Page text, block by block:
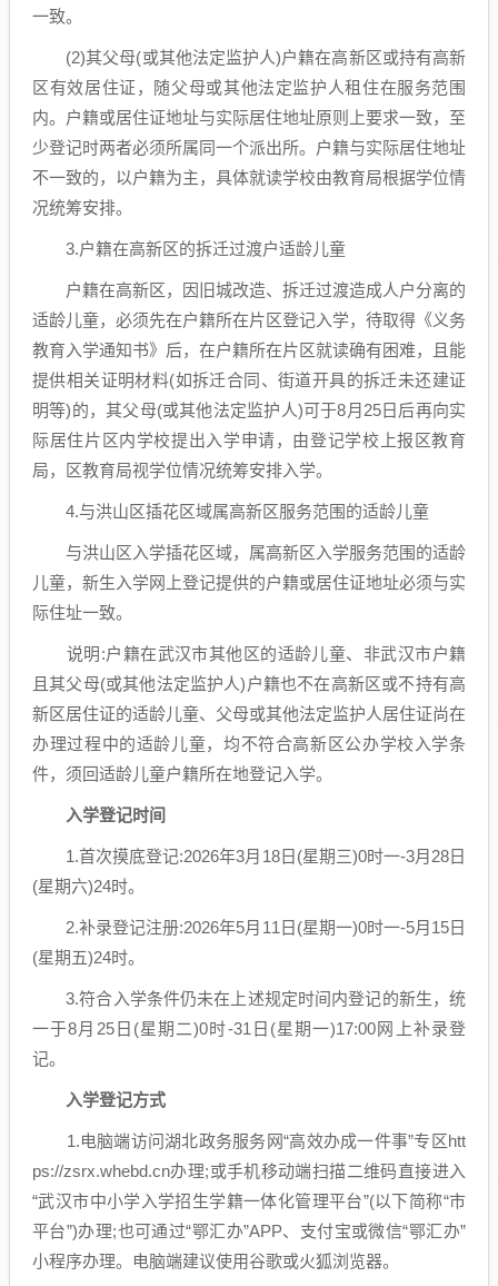
一致。
(2)其父母(或其他法定监护人)户籍在高新区或持有高新
区有效居住证，随父母或其他法定监护人租住在服务范围
内。户籍或居住证地址与实际居住地址原则上要求一致，至
少登记时两者必须所属同一个派出所。户籍与实际居住地址
不一致的，以户籍为主，具体就读学校由教育局根据学位情
况统筹安排。
3.户籍在高新区的拆迁过渡户适龄儿童
户籍在高新区，因旧城改造、拆迁过渡造成人户分离的
适龄儿童，必须先在户籍所在片区登记入学，待取得《义务
教育入学通知书》后，在户籍所在片区就读确有困难，且能
提供相关证明材料(如拆迁合同、街道开具的拆迁未还建证
明等)的，其父母(或其他法定监护人)可于8月25日后再向实
际居住片区内学校提出入学申请，由登记学校上报区教育
局，区教育局视学位情况统筹安排入学。
4.与洪山区插花区域属高新区服务范围的适龄儿童
与洪山区入学插花区域，属高新区入学服务范围的适龄
儿童，新生入学网上登记提供的户籍或居住证地址必须与实
际住址一致。
说明:户籍在武汉市其他区的适龄儿童、非武汉市户籍
且其父母(或其他法定监护人)户籍也不在高新区或不持有高
新区居住证的适龄儿童、父母或其他法定监护人居住证尚在
办理过程中的适龄儿童，均不符合高新区公办学校入学条
件，须回适龄儿童户籍所在地登记入学。
入学登记时间
1.首次摸底登记:2026年3月18日(星期三)0时一-3月28日
(星期六)24时。
2.补录登记注册:2026年5月11日(星期一)0时一-5月15日
(星期五)24时。
3.符合入学条件仍未在上述规定时间内登记的新生，统
一于8月25日(星期二)0时-31日(星期一)17:00网上补录登
记。
入学登记方式
1.电脑端访问湖北政务服务网“高效办成一件事”专区htt
ps://zsrx.whebd.cn办理;或手机移动端扫描二维码直接进入
“武汉市中小学入学招生学籍一体化管理平台”(以下简称“市
平台”)办理;也可通过“鄂汇办”APP、支付宝或微信“鄂汇办”
小程序办理。电脑端建议使用谷歌或火狐浏览器。